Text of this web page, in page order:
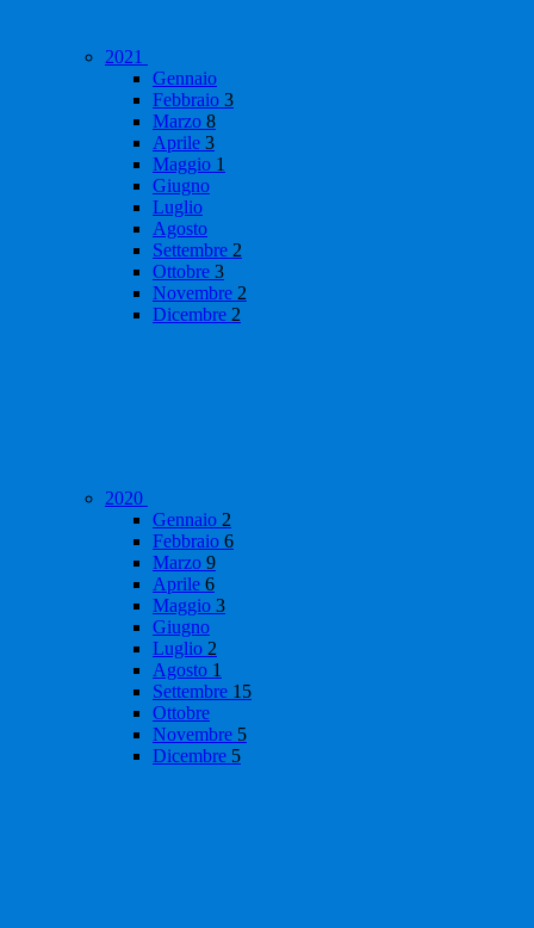
2021
Gennaio
Febbraio 3
Marzo 8
Aprile 3
Maggio 1
Giugno
Luglio
Agosto
Settembre 2
Ottobre 3
Novembre 2
Dicembre 2
2020
Gennaio 2
Febbraio 6
Marzo 9
Aprile 6
Maggio 3
Giugno
Luglio 2
Agosto 1
Settembre 15
Ottobre
Novembre 5
Dicembre 5